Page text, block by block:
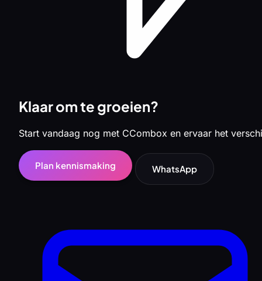
Klaar om te groeien?
Start vandaag nog met CCombox en ervaar het
Plan kennismaking WhatsApp